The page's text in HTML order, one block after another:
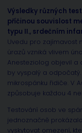
Výsledky různých
příčinou souvislost
typu II., srdečním
Uvedu pro zajímavost
úrazů vzniká vlivem
Anesteziolog objevil a
by vyspalý a
mikrospánku řidiče. V
způsobuje každou 4
Testování osob ve
jednoznačně
vyskytovat omezení,